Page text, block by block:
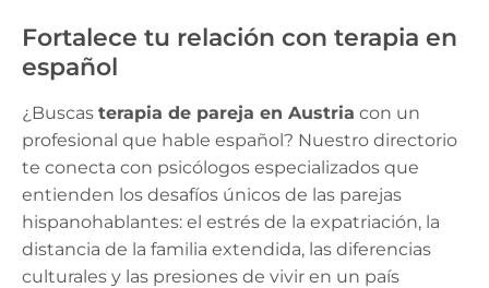
Fortalece tu relación con terapia en
español
¿Buscas terapia de pareja en Austria con un
profesional que hable español? Nuestro directorio
te conecta con psicólogos especializados que
entienden los desafíos únicos de las parejas
hispanohablantes: el estrés de la expatriación, la
distancia de la familia extendida, las diferencias
culturales y las presiones de vivir en un país